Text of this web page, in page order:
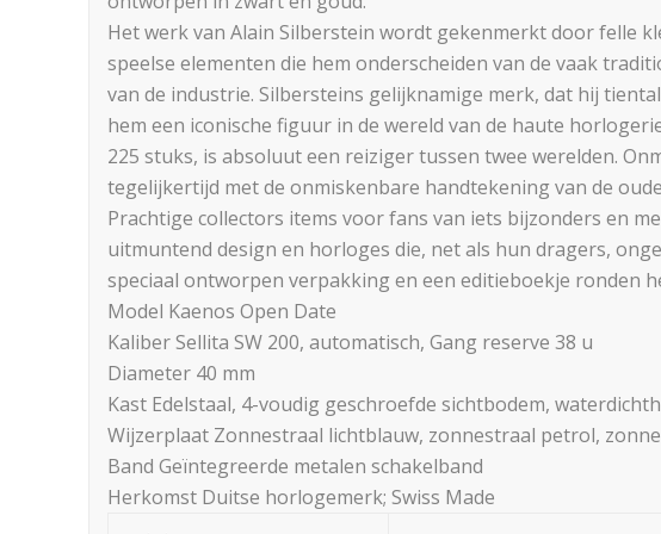
Het werk van Alain Silberstein wordt gekenmerkt door felle
speelse elementen die hem onderscheiden van de vaak
van de industrie. Silbersteins gelijknamige merk, dat hij
hem een iconische figuur in de wereld van de haute
225 stuks, is absoluut een reiziger tussen twee werelden.
tegelijkertijd met de onmiskenbare handtekening van de
Prachtige collectors items voor fans van iets bijzonders en
uitmuntend design en horloges die, net als hun dragers,
speciaal ontworpen verpakking en een editieboekje ronden
Model Kaenos Open Date
Kaliber Sellita SW 200, automatisch, Gang reserve 38 u
Diameter 40 mm
Kast Edelstaal, 4-voudig geschroefde sichtbodem,
Wijzerplaat Zonnestraal lichtblauw, zonnestraal petrol,
Band Geïntegreerde metalen schakelband
Herkomst Duitse horlogemerk; Swiss Made